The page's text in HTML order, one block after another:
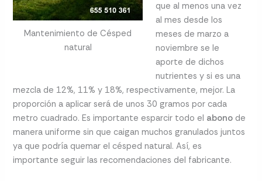
Mantenimiento de Césped
natural
que al menos una vez
al mes desde los
meses de marzo a
noviembre se le
aporte de dichos
nutrientes y si es una
mezcla de 12%, 11% y 18%, respectivamente, mejor. La
proporción a aplicar será de unos 30 gramos por cada
metro cuadrado. Es importante esparcir todo el abono de
manera uniforme sin que caigan muchos granulados juntos
ya que podría quemar el césped natural. Así, es
importante seguir las recomendaciones del fabricante.